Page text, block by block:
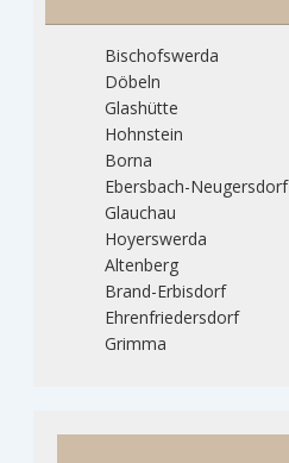
Bischofswerda
Döbeln
Glashütte
Hohnstein
Borna
Ebersbach-Neugersdorf
Glauchau
Hoyerswerda
Altenberg
Brand-Erbisdorf
Ehrenfriedersdorf
Grimma